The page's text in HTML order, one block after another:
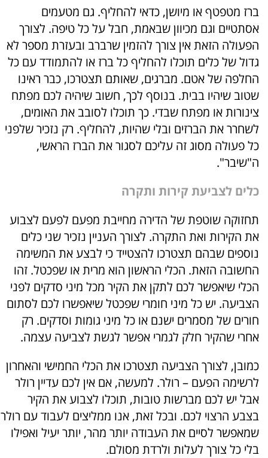
ברז מטפטף או מיושן, כדאי להחליף. גם מטעמים
אסתטיים וגם מכיוון שבאמת, חבל על כל טיפה. לצורך
הפעולה הזאת אין צורך להזמין שרברב ובעזרת מספר לא
גדול של כלים תוכלו להחליף כל ברז או להתמודד עם כל
החלפה של אטם. מברגים, שאותם תצטרכו, כבר ראינו
שטוב שיהיו בבית. בנוסף לכך, חשוב שיהיה לכם מפתח
צינורות או מפתח שבדי. כך תוכלו לסובב את האומים,
לשחרר את הברזים ובלי שהיות, להחליף. רק נזכיר שלפני
כל פעולה מסוג זה עליכם לסגור את הברז הראשי,
ה"שיבר".
כלים לצביעת קירות ותקרה
תחזוקה שוטפת של הדירה מחייבת מפעם לפעם לצבוע
את הקירות ואת התקרה. לצורך העניין נזכיר שני כלים
נוספים שבהם תצטרכו להצטייד כי לבצע את המשימה
החשובה הזאת. הכלי הראשון הוא מרית או שפכטל. זהו
הכלי שיאפשר לכם לתקן את הקיר מכל מיני סדקים לפני
הצביעה. יש כל מיני חומרי שפכטל שיאפשרו לכם לסתום
חורים של מסמרים ישנם או כל מיני גומות וסדקים. רק
אחרי שהקיר חלק לגמרי אפשר לגשת לצביעה עצמה.
כמובן, לצורך הצביעה תצטרכו את הכלי החמישי והאחרון
לרשימה הפעם – רולר. למעשה, אם אין לכם עדיין רולר
אבל יש לכם מברשות טובות, תוכלו לצבוע את הקיר
בצבע הרצוי לכם. ובכל זאת, אנו ממליצים לעבוד עם רולר
שמאפשר לסיים את העבודה יותר מהר, יותר יעיל ואפילו
בלי כל צורך לעלות ולרדת מסולם.